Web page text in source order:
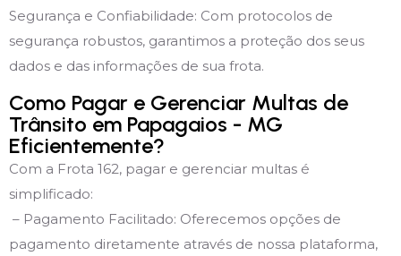
Segurança e Confiabilidade: Com protocolos de
segurança robustos, garantimos a proteção dos seus
dados e das informações de sua frota.
Como Pagar e Gerenciar Multas de
Trânsito em Papagaios - MG
Eficientemente?
Com a Frota 162, pagar e gerenciar multas é
simplificado:
– Pagamento Facilitado: Oferecemos opções de
pagamento diretamente através de nossa plataforma,